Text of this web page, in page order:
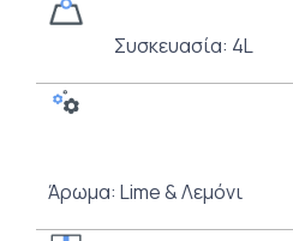
Συσκευασία: 4L
Άρωμα: Lime & Λεμόνι